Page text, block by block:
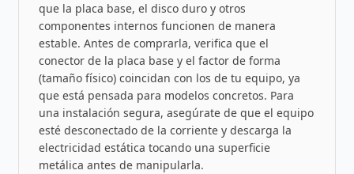
que la placa base, el disco duro y otros
componentes internos funcionen de manera
estable. Antes de comprarla, verifica que el
conector de la placa base y el factor de forma
(tamaño físico) coincidan con los de tu equipo, ya
que está pensada para modelos concretos. Para
una instalación segura, asegúrate de que el equipo
esté desconectado de la corriente y descarga la
electricidad estática tocando una superficie
metálica antes de manipularla.